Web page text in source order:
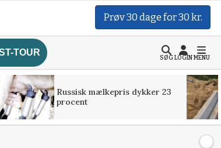
Prøv 30 dage for 30 kr.
TOUR
SØGLOGINMENU
Russisk mælkepris dykker 23
procent